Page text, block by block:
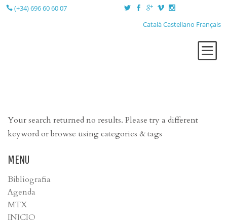
(+34) 696 60 60 07
CatalàCastellano Français
CONTACTE
Your search returned no results. Please try a different
keyword or browse using categories & tags
MENU
Bibliografia
Agenda
MTX
INICIO